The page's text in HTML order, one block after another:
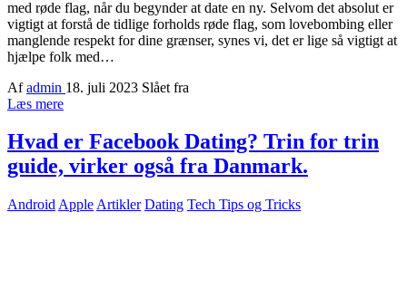
med røde flag, når du begynder at date en ny. Selvom det absolut er
vigtigt at forstå de tidlige forholds røde flag, som lovebombing eller
manglende respekt for dine grænser, synes vi, det er lige så vigtigt at
hjælpe folk med…
Af admin 18. juli 2023 Slået fra
Læs mere
Hvad er Facebook Dating? Trin for trin
guide, virker også fra Danmark.
Android Apple Artikler Dating Tech Tips og Tricks